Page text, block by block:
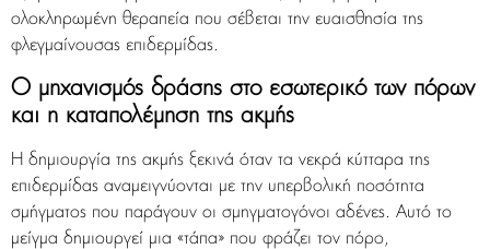
ολοκληρωμένη θεραπεία που σέβεται την ευαισθησία της
φλεγμαίνουσας επιδερμίδας.
Ο μηχανισμός δράσης στο εσωτερικό των πόρων
και η καταπολέμηση της ακμής
Η δημιουργία της ακμής ξεκινά όταν τα νεκρά κύτταρα της
επιδερμίδας αναμειγνύονται με την υπερβολική ποσότητα
σμήγματος που παράγουν οι σμηγματογόνοι αδένες. Αυτό το
μείγμα δημιουργεί μια «τάπα» που φράζει τον πόρο,